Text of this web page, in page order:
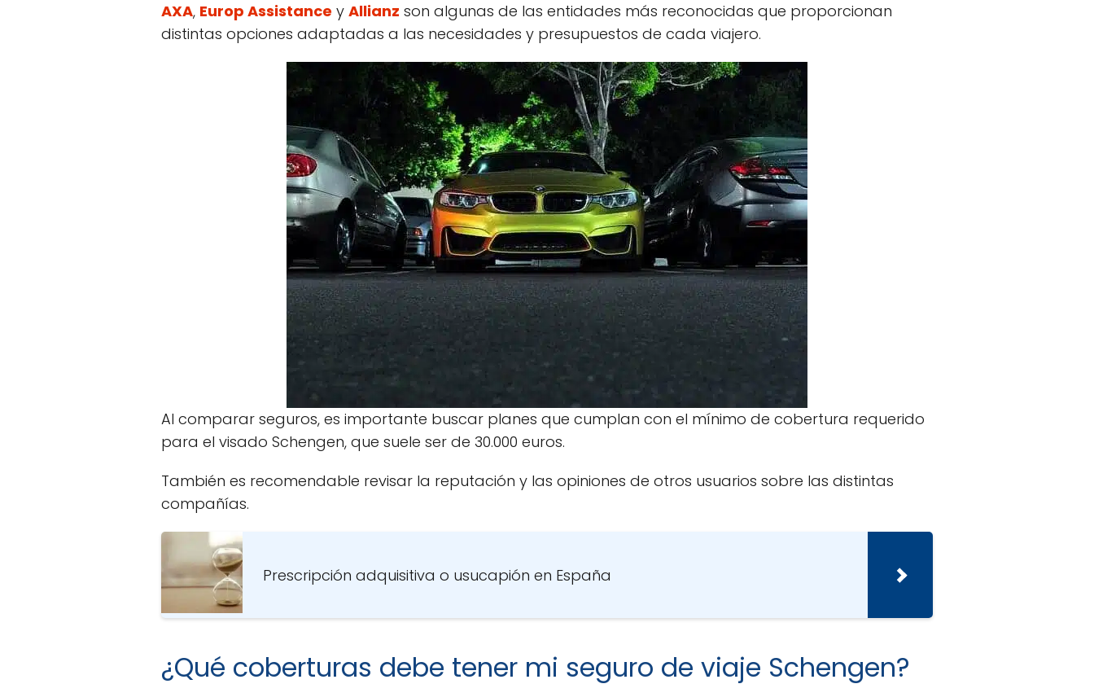
AXA, Europ Assistance y Allianz son algunas de las entidades más reconocidas que proporcionan
distintas opciones adaptadas a las necesidades y presupuestos de cada viajero.
Al comparar seguros, es importante buscar planes que cumplan con el mínimo de cobertura requerido
para el visado Schengen, que suele ser de 30.000 euros.
También es recomendable revisar la reputación y las opiniones de otros usuarios sobre las distintas
compañías.
Prescripción adquisitiva o usucapión en España
¿Qué coberturas debe tener mi seguro de viaje Schengen?